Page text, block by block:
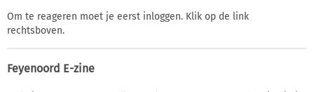
Om te reageren moet je eerst inloggen. Klik op de link
rechtsboven.
Feyenoord E-zine